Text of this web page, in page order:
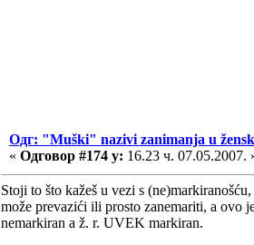
Одг: "Muški" nazivi zanimanja u
« Одговор #174 у: 16.23 ч. 07.05.2007.
Stoji to što kažeš u vezi s
može prevazići ili prosto zanemariti, a ovo
nemarkiran a ž. r. UVEK markiran.